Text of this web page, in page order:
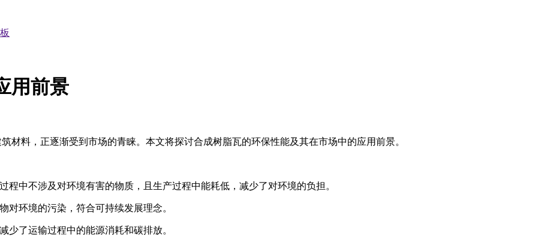
用前景
材料，正逐渐受到市场的青睐。本文将探讨合成树脂瓦的环保性能及其在市场中的应用前景。
中不涉及对环境有害的物质，且生产过程中能耗低，减少了对环境的负担。
对环境的污染，符合可持续发展理念。
少了运输过程中的能源消耗和碳排放。